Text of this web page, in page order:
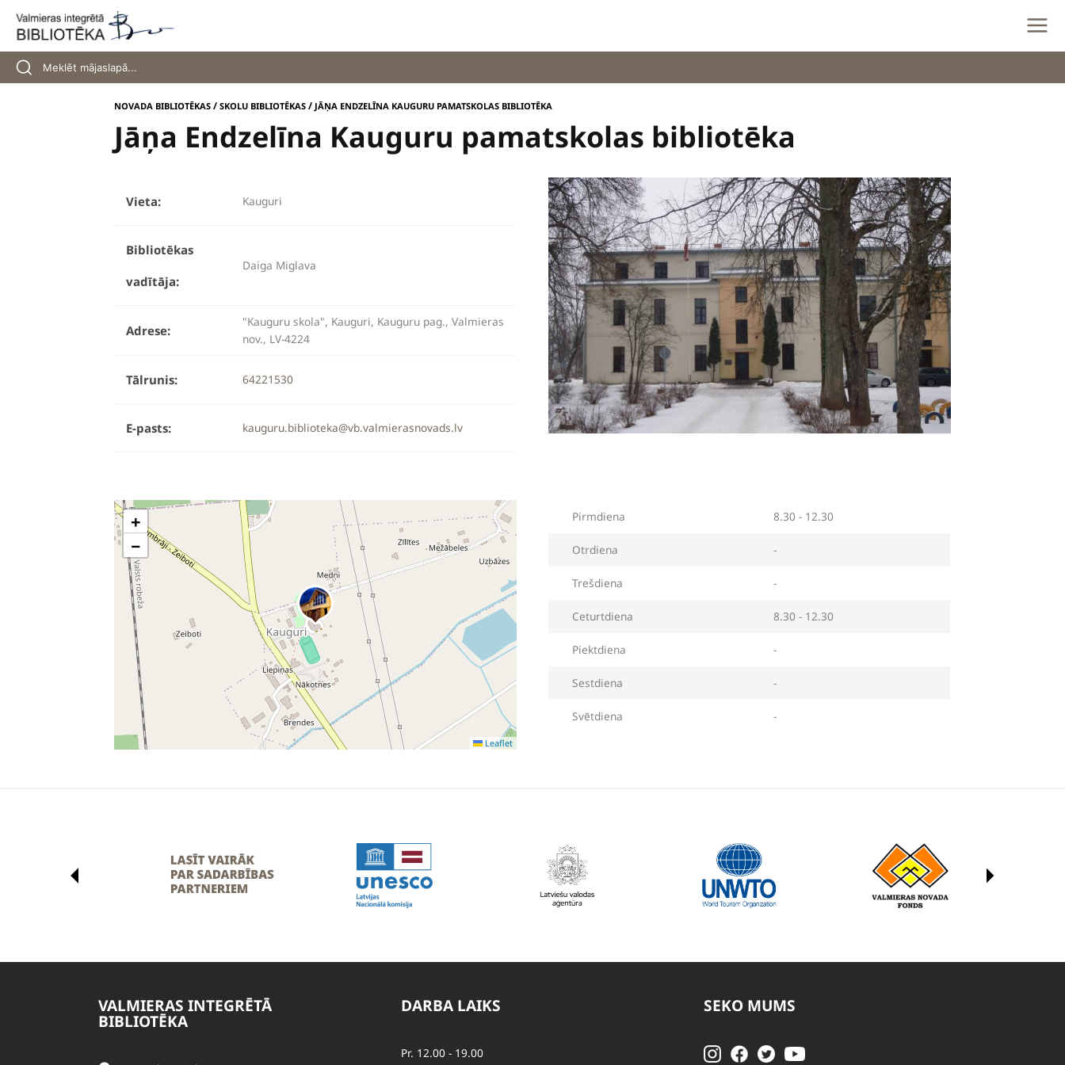
content
NOVADA BIBLIOTĒKAS /SKOLU BIBLIOTĒKAS / JĀŅA ENDZELĪNA KAUGURU PAMATSKOLAS BIBLIOTĒKA
Jāņa Endzelīna Kauguru pamatskolas bibliotēka
Vieta: Kauguri
Bibliotēkas
vadītāja:
Daiga Miglava
Adrese:
"Kauguru skola", Kauguri, Kauguru pag., Valmieras
nov., LV-4224
Tālrunis: 64221530
E-pasts: kauguru.biblioteka@vb.valmierasnovads.lv
+
−
Leaflet
Pirmdiena 8.30 - 12.30
Otrdiena -
Trešdiena -
Ceturtdiena 8.30 - 12.30
Piektdiena -
Sestdiena -
Svētdiena -
VALMIERAS INTEGRĒTĀ
BIBLIOTĒKA
DARBA LAIKS
Pr. 12.00 - 19.00
SEKO MUMS